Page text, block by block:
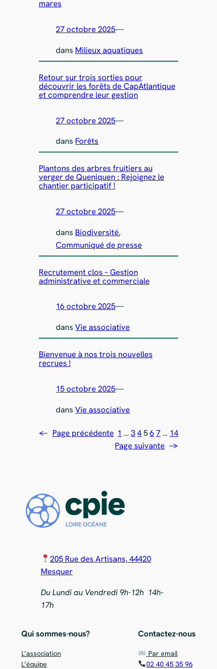
mares
27 octobre 2025—
dans Milieux aquatiques
Retour sur trois sorties pour
découvrir les forêts de CapAtlantique
et comprendre leur gestion
27 octobre 2025—
dans Forêts
Plantons des arbres fruitiers au
verger de Queniquen : Rejoignez le
chantier participatif !
27 octobre 2025—
dans Biodiversité
Communiqué de presse
Recrutement clos – Gestion
administrative et commerciale
16 octobre 2025—
dansVie associative
Bienvenue à nos trois nouvelles
recrues !
15 octobre 2025—
dansVie associative
← Page précédente 1 … 34567 … 14
Page suivante →
205 Rue des Artisans, 44420
Mesquer
Du Lundi au Vendredi 9h-12h 14h-
17h
Qui sommes-nous?
L’association
L’équipe
Contactez-nous
Par email
02 40 45 35 96